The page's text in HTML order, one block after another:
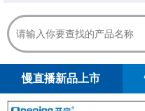
慢直播新品上市